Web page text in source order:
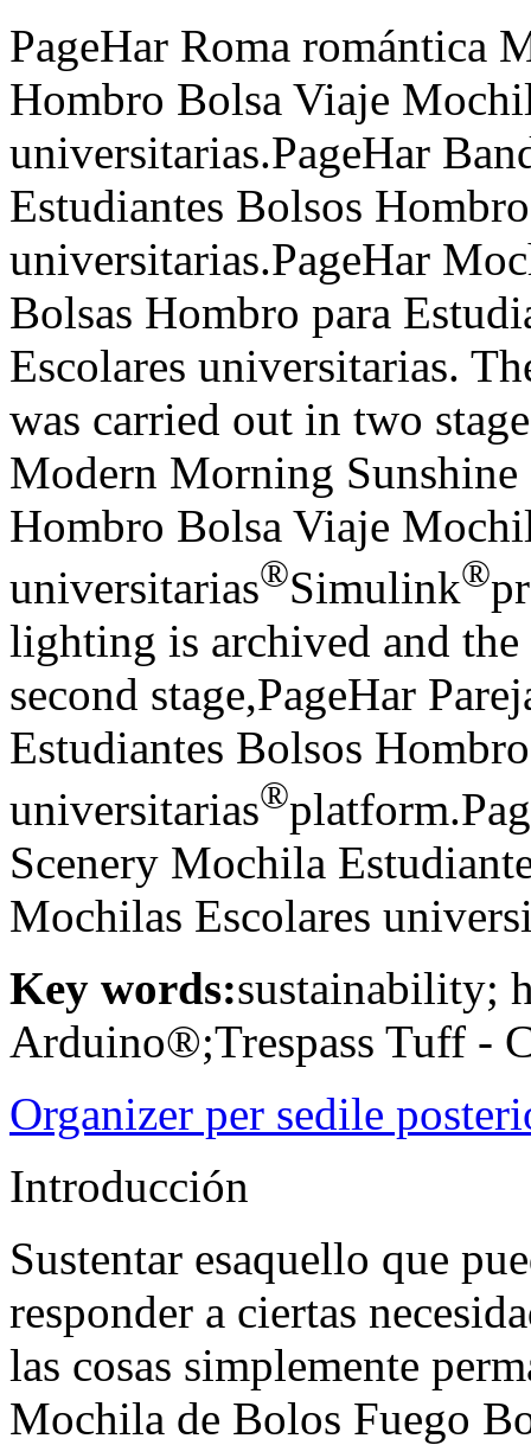
PageHar Roma romántica
Hombro Bolsa Viaje
universitarias.PageHar
Estudiantes Bolsos
universitarias.PageHar
Bolsas Hombro para
Escolares universitarias.
was carried out in two
Modern Morning
Hombro Bolsa Viaje
universitarias®Simulink®
lighting is archived and
second stage,PageHar
Estudiantes Bolsos
universitarias®
Scenery Mochila
Mochilas Escolares
Key words:sustainability;
Arduino®;Trespass Tuff -
Organizer per sedile
Introducción
Sustentar esaquello que
responder a ciertas
las cosas simplemente
Mochila de Bolos Fuego